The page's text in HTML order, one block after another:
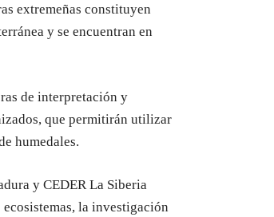
extremeñas constituyen
y se encuentran en
de interpretación y
que permitirán utilizar
humedales.
y CEDER La Siberia
la investigación